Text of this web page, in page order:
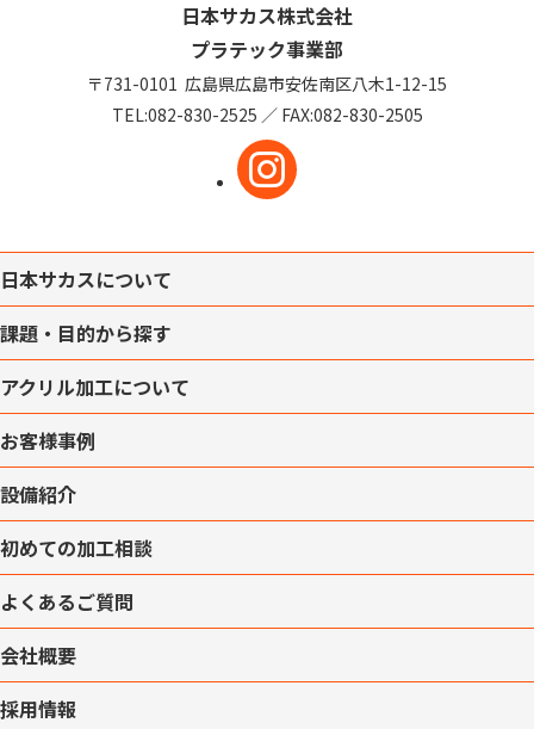
日本サカス株式会社
プラテック事業部
〒731-0101 広島県広島市安佐南区八木1-12-15
TEL:082-830-2525 ／ FAX:082-830-2505
日本サカスについて
課題・目的から探す
アクリル加工について
お客様事例
設備紹介
初めての加工相談
よくあるご質問
会社概要
採用情報